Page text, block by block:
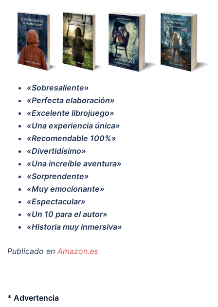
«Sobresaliente»
«Perfecta elaboración»
«Excelente librojuego»
«Una experiencia única»
«Recomendable 100%»
«Divertidísimo»
«Una increíble aventura»
«Sorprendente»
«Muy emocionante»
«Espectacular»
«Un 10 para el autor»
«Historia muy inmersiva»
Publicado en Amazon.es
* Advertencia